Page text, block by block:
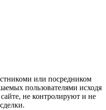
или посредником
пользователями исходя
не контролируют и не